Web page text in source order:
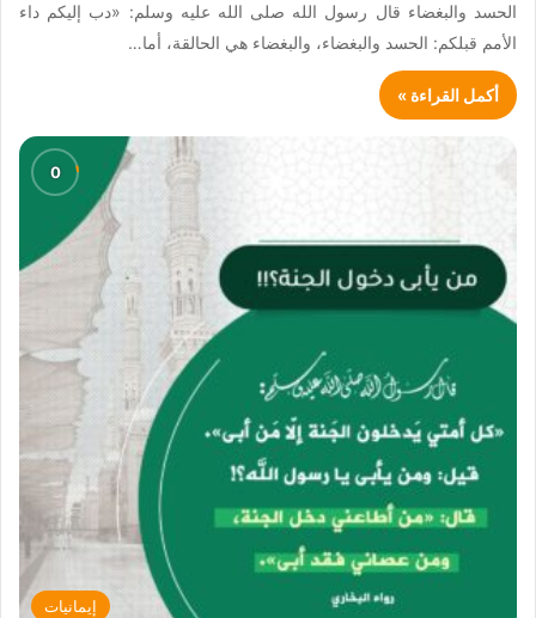
الحسد والبغضاء قال رسول الله صلى الله عليه وسلم: «دب إليكم داء
الأمم قبلكم: الحسد والبغضاء، والبغضاء هي الحالقة، أما…
أكمل القراءة »
إيمانيات